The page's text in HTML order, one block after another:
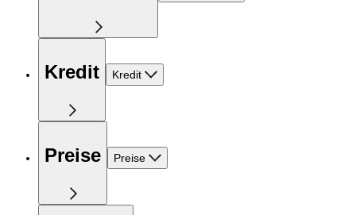
Kredit Kredit
Preise Preise